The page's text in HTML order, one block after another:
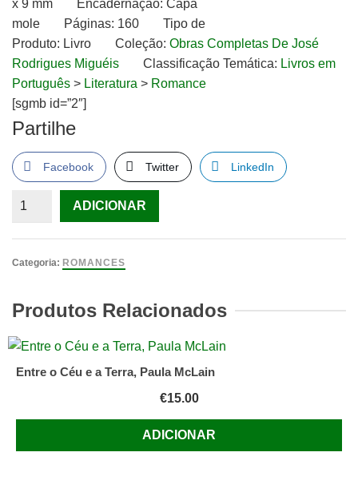
x 9 mm
Encadernação: Capa
mole
Páginas: 160
Tipo de
Produto: Livro Coleção: Obras Completas De José
Rodrigues Miguéis
Classificação Temática: Livros em
Português > Literatura > Romance
[sgmb id=”2″]
Partilhe
Facebook Twitter LinkedIn
Quantidade
Feliz
Rodrigues
Miguéis
ADICIONAR
Categoria: ROMANCES
Produtos Relacionados
Entre o Céu e a Terra, Paula McLain
€15.00
ADICIONAR